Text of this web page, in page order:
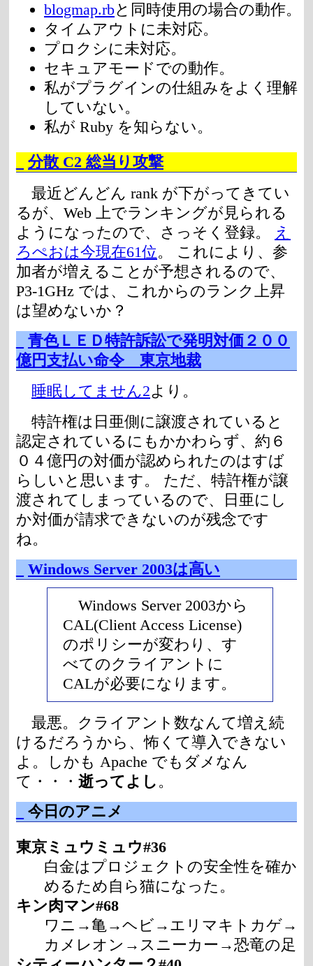
blogmap.rbと同時使用の場合の動作。
タイムアウトに未対応。
プロクシに未対応。
セキュアモードでの動作。
私がプラグインの仕組みをよく理解
していない。
私が Ruby を知らない。
分散 C2 総当り攻撃
最近どんどん rank が下がってきてい
るが、Web 上でランキングが見られる
ようになったので、さっそく登録。
え
ろぺおは今現在61位。 これにより、参
加者が増えることが予想されるので、
P3-1GHz では、これからのランク上昇
は望めないか？
青色ＬＥＤ特許訴訟で発明対価２００
億円支払い命令 東京地裁
睡眠してません2より。
特許権は日亜側に譲渡されていると
認定されているにもかかわらず、約６
０４億円の対価が認められたのはすば
らしいと思います。 ただ、特許権が譲
渡されてしまっているので、日亜にし
か対価が請求できないのが残念です
ね。
Windows Server 2003は高い
Windows Server 2003から
CAL(Client Access License)
のポリシーが変わり、す
べてのクライアントに
CALが必要になります。
最悪。クライアント数なんて増え続
けるだろうから、怖くて導入できない
よ。しかも Apache でもダメなん
て・・・ 逝ってよし 。
今日のアニメ
東京ミュウミュウ#36
白金はプロジェクトの安全性を確か
めるため自ら猫になった。
キン肉マン#68
ワニ→亀→ヘビ→エリマキトカゲ→
カメレオン→スニーカー→恐竜の足